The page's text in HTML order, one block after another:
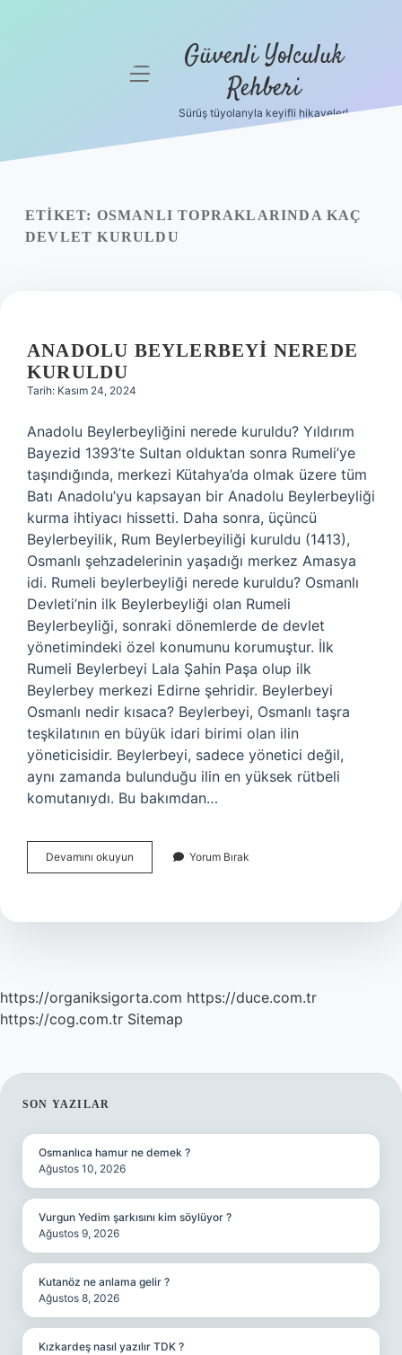
Yasal Uyarı
menüyü Güvenli Yolculuk
Rehberi
Sürüş tüyolarıyla keyifli hikayeler!
ETIKET: OSMANLI TOPRAKLARINDA KAÇ
DEVLET KURULDU
ANADOLU BEYLERBEYI NEREDE
KURULDU
Tarih: Kasım 24, 2024
Anadolu Beylerbeyliğini nerede kuruldu? Yıldırım
Bayezid 1393’te Sultan olduktan sonra Rumeli’ye
taşındığında, merkezi Kütahya’da olmak üzere tüm
Batı Anadolu’yu kapsayan bir Anadolu Beylerbeyliği
kurma ihtiyacı hissetti. Daha sonra, üçüncü
Beylerbeyilik, Rum Beylerbeyiliği kuruldu (1413),
Osmanlı şehzadelerinin yaşadığı merkez Amasya
idi. Rumeli beylerbeyliği nerede kuruldu? Osmanlı
Devleti’nin ilk Beylerbeyliği olan Rumeli
Beylerbeyliği, sonraki dönemlerde de devlet
yönetimindeki özel konumunu korumuştur. İlk
Rumeli Beylerbeyi Lala Şahin Paşa olup ilk
Beylerbey merkezi Edirne şehridir. Beylerbeyi
Osmanlı nedir kısaca? Beylerbeyi, Osmanlı taşra
teşkilatının en büyük idari birimi olan ilin
yöneticisidir. Beylerbeyi, sadece yönetici değil,
aynı zamanda bulunduğu ilin en yüksek rütbeli
komutanıydı. Bu bakımdan…
Devamını okuyun Anadolu
Beylerbeyi
Yorum Bırak
https://organiksigorta.com https://duce.com.tr
https://cog.com.tr Sitemap
SIDEBAR
SON YAZILAR
Osmanlıca hamur ne demek ?
Ağustos 10, 2026
Vurgun Yedim şarkısını kim söylüyor ?
Ağustos 9, 2026
Kutanöz ne anlama gelir ?
Ağustos 8, 2026
Kızkardeş nasıl yazılır TDK ?